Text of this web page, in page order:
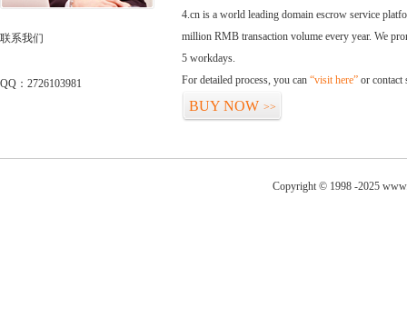
联系我们
QQ：2726103981
4.cn is a world leading domain escrow service
million RMB transaction volume every year. We
5 workdays.
For detailed process, you can “visit here” or contact
BUY NOW >>
Copyright © 1998 -2025